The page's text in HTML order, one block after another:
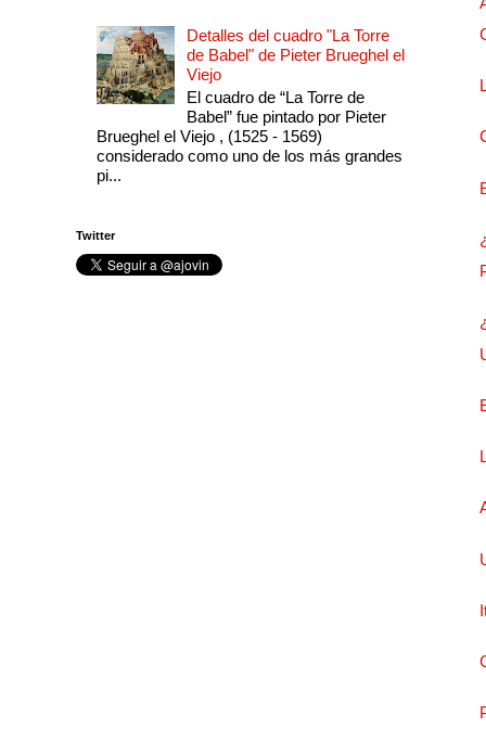
Detalles del cuadro "La Torre
de Babel" de Pieter Brueghel el
Viejo
El cuadro de “La Torre de
Babel” fue pintado por Pieter
Brueghel el Viejo , (1525 - 1569)
considerado como uno de los más grandes
pi...
Twitter